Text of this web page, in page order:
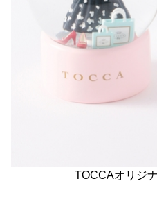
TOCCAオリジ